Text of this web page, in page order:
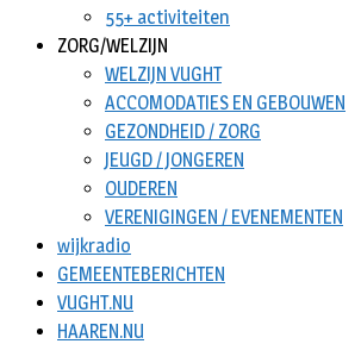
55+ activiteiten
ZORG/WELZIJN
WELZIJN VUGHT
ACCOMODATIES EN GEBOUWEN
GEZONDHEID / ZORG
JEUGD / JONGEREN
OUDEREN
VERENIGINGEN / EVENEMENTEN
wijkradio
GEMEENTEBERICHTEN
VUGHT.NU
HAAREN.NU